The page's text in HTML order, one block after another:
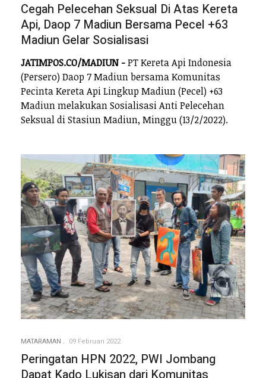
Cegah Pelecehan Seksual Di Atas Kereta
Api, Daop 7 Madiun Bersama Pecel +63
Madiun Gelar Sosialisasi
JATIMPOS.CO/MADIUN -PT Kereta Api Indonesia
(Persero) Daop 7 Madiun bersama Komunitas
Pecinta Kereta Api Lingkup Madiun (Pecel) +63
Madiun melakukan Sosialisasi Anti Pelecehan
Seksual di Stasiun Madiun, Minggu (13/2/2022).
MATARAMAN 09 Februari 2022
Peringatan HPN 2022, PWI Jombang